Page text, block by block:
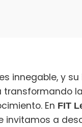
innegable, y
En FIT
invitamos a